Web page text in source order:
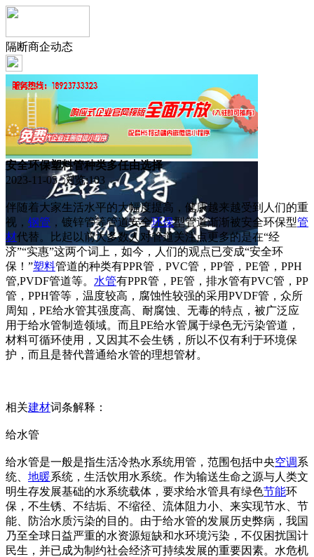
隔断商企动态
安全环保塑料管种类多任由选择
2023-11-05 浏览:103
伴随着大家生活水平的大幅度提高，健康越来越受到人们的重
视， 钢管 ，镀锌管等管道安全环保型管道渐渐被安全环保型管
材代替。比起以前大多数人对管道关注点更多的是在“经
济”“实惠”这两个词上，如今，人们的观点已变成“安全环
保！”塑料管道的种类有PPR管，PVC管，PP管，PE管，PPH
管,PVDF管道等。 水管有PPR管，PE管，排水管有PVC管，PP
管，PPH管等，温度较高，腐蚀性较强的采用PVDF管，众所
周知，PE给水管其强度高、耐腐蚀、无毒的特点，被广泛应
用于给水管制造领域。而且PE给水管属于绿色无污染管道，
材料可循环使用，又因其不会生锈，所以不仅有利于环境保
护，而且是替代普通给水管的理想管材。
相关建材词条解释：
给水管
给水管是一般是指生活冷热水系统用管，范围包括中央空调系
统、 地暖系统，生活饮用水系统。作为输送生命之源与人类文
明生存发展基础的水系统载体，要求给水管具有绿色节能环
保，不生锈、不结垢、不缩径、流体阻力小、来实现节水、节
能、防治水质污染的目的。由于给水管的发展历史弊病，我国
乃至全球日益严重的水资源短缺和水环境污染，不仅困扰国计
民生，并已成为制约社会经济可持续发展的重要因素。水危机